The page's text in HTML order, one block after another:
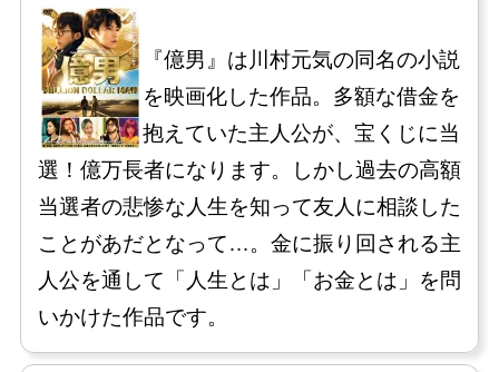
『億男』は川村元気の同名の小説
を映画化した作品。多額な借金を
抱えていた主人公が、宝くじに当
選！億万長者になります。しかし過去の高額
当選者の悲惨な人生を知って友人に相談した
ことがあだとなって…。金に振り回される主
人公を通して「人生とは」「お金とは」を問
いかけた作品です。